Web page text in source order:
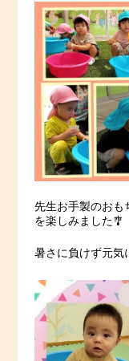
先生お手製のおも
を楽しみました🎐
暑さに負けず元気